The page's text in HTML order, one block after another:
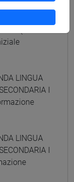
NEGLI
LINGUA
I
LINGUA
I